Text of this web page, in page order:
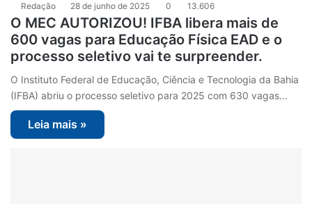
Redação 28 de junho de 2025 0 13.606
O MEC AUTORIZOU! IFBA libera mais de
600 vagas para Educação Física EAD e o
processo seletivo vai te surpreender.
O Instituto Federal de Educação, Ciência e Tecnologia da Bahia
(IFBA) abriu o processo seletivo para 2025 com 630 vagas…
Leia mais »